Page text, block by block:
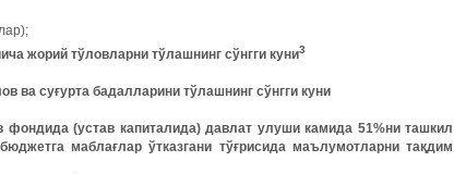
жорий тўловларни тўлашнинг сўнгги куни3
ва суғурта бадалларини тўлашнинг сўнгги куни
фондида (устав капиталида) давлат улуши камида 51%ни ташкил
маблағлар ўтказгани тўғрисида маълумотларни тақдим